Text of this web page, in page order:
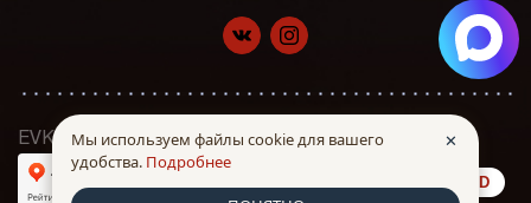
f p
EVKKA © Все права защищены. 2026 г.
made in INTRID
Мы используем файлы cookie для вашего
удобства. Подробнее
✕